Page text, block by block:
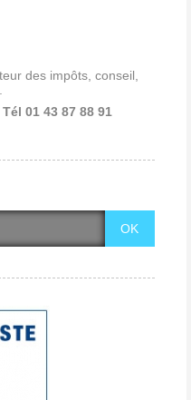
des impôts, conseil,
Tél 01 43 87 88 91